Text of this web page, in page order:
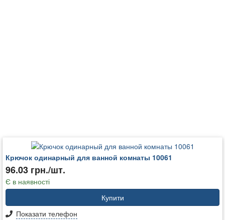
Крючок одинарный для ванной комнаты 10061
96.03 грн./шт.
Є в наявності
Купити
Показати телефон